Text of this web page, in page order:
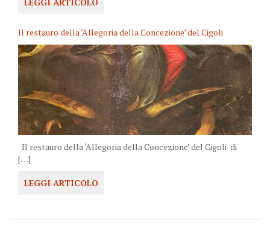
LEGGI ARTICOLO
Il restauro della ‘Allegoria della Concezione’ del Cigoli
Il restauro della ‘Allegoria della Concezione’ del Cigoli di
[…]
LEGGI ARTICOLO